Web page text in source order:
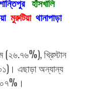
হাঁসখালি
মুরুটিয়া থানাপাড়া
(২৬.৭৬%), খ্রিস্টান
এছাড়া অন্যান্য